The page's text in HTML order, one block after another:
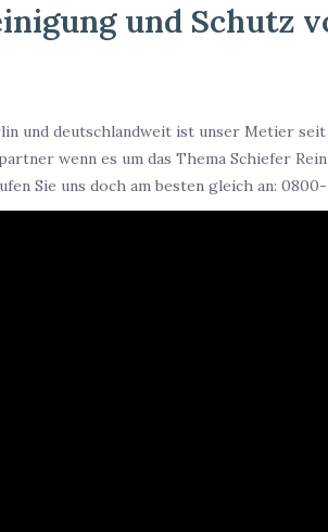
und Schutz
und deutschlandweit ist unser Metier
wenn es um das Thema Schiefer
Sie uns doch am besten gleich an: 0800-